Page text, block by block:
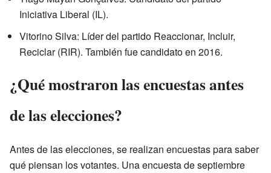
Iniciativa Liberal (IL).
Vitorino Silva: Líder del partido Reaccionar, Incluir,
Reciclar (RIR). También fue candidato en 2016.
¿Qué mostraron las encuestas antes
de las elecciones?
Antes de las elecciones, se realizan encuestas para saber
qué piensan los votantes. Una encuesta de septiembre